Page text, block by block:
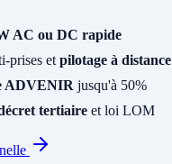
AC ou DC rapide
prises et pilotage à distance
ADVENIR jusqu'à 50%
tertiaire et loi LOM